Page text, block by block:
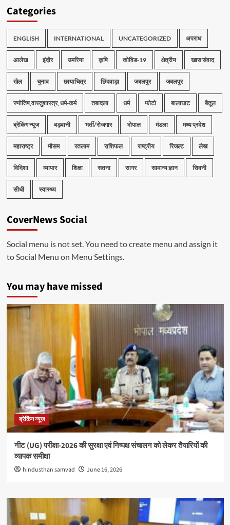
Categories
ENGLISH INTERNATIONAL UNCATEGORIZED अपराध
आलेख इंदौर उमरिया कृषि कोविड-19 क्षेत्रीय खास संवाद
खेल चुनाव छायाचित्र छिंदवाड़ा जबलपुर जबलपुर
ज्योतिष,वास्तुशास्त्र, धर्म-कर्म तबादला धर्म फोटो बालाघाट बैतूल
ब्रेकिंग न्यूज बड़वानी भर्ती/रोजगार भोपाल मंडला मध्य प्रदेश
महाराष्ट्र मौसम रतलाम राशिफल राष्ट्रीय रिजल्ट लेख
विदिशा व्यापार शिक्षा सतना सागर सामान्य ज्ञान सिवनी
सीधी स्वास्थ्य
CoverNews Social
Social menu is not set. You need to create menu and assign it
to Social Menu on Menu Settings.
You may have missed
ब्रेकिंग न्यूज
नीट (UG) परीक्षा-2026 की सुरक्षा एवं निष्पक्ष संचालन को लेकर तैयारियों की
व्यापक समीक्षा
hindusthan samvad June 16, 2026